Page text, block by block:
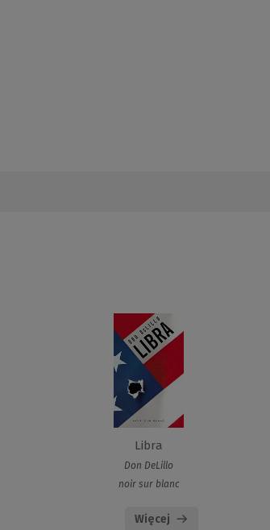
Libra
Don DeLillo
noir sur blanc
Więcej